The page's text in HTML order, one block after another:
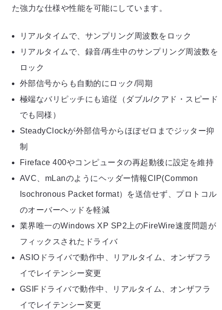
た強力な仕様や性能を可能にしています。
リアルタイムで、サンプリング周波数をロック
リアルタイムで、録音/再生中のサンプリング周波数を
ロック
外部信号からも自動的にロック/同期
極端なバリピッチにも追従（ダブル/クアド・スピード
でも同様）
SteadyClockが外部信号からほぼゼロまでジッター抑
制
Fireface 400やコンピュータの再起動後に設定を維持
AVC、mLanのようにヘッダー情報CIP(Common
Isochronous Packet format）を送信せず、プロトコル
のオーバーヘッドを軽減
業界唯一のWindows XP SP2上のFireWire速度問題が
フィックスされたドライバ
ASIOドライバで動作中、リアルタイム、オンザフラ
イでレイテンシー変更
GSIFドライバで動作中、リアルタイム、オンザフラ
イでレイテンシー変更